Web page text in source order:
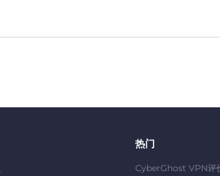
热门
CyberGhost VPN评